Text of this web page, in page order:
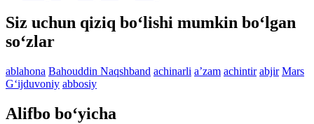
Siz uchun qiziq bo‘lishi mumkin bo‘lgan
so‘zlar
ablahona Bahouddin Naqshband achinarli aʼzam achintir abjir Mars
G‘ijduvoniy abbosiy
Alifbo bo‘yicha